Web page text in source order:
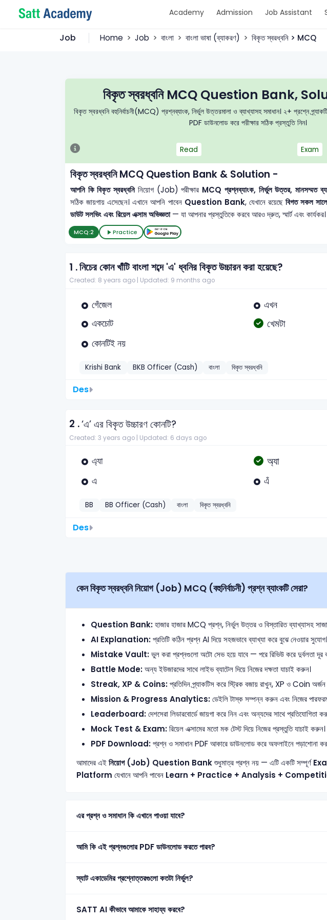
Academy Admission Job Assistant
Job Home Job বাংলা বাংলা ভাষা (ব্যাকরণ) বিকৃত স্বরধ্বনি > MCQ
বিকৃত স্বরধ্বনি MCQ Question Bank,
বিকৃত স্বরধ্বনি বহুনির্বাচনী(MCQ) প্রশ্নব্যাংক, নির্ভুল উত্তরমালা ও ব্যাখ্যাসহ সমাধান। ২+ প্রশ্নে
PDF ডাউনলোড করে পরীক্ষার সঠিক প্রস্তুতি নিন।
Read Exam
বিকৃত স্বরধ্বনি MCQ Question Bank & Solution -
আপনি কি বিকৃত স্বরধ্বনিনিয়োগ (Job) পরীক্ষার MCQ প্রশ্নব্যাংক, নির্ভুল উত্তর, মানসম্মত
সঠিক জায়গায় এসেছেন। এখানে আপনি পাবেন Question Bank, যেখানে রয়েছেবিগত সকল
ডাউট সলভিং এবং রিয়েল এক্সাম অভিজ্ঞতা— যা আপনার প্রস্তুতিকে করবে আরও দ্রুত, স্মার্ট এবং কার্যকর।
MCQ:2 Practice
1 .নিচের কোন খাঁটি বাংলা শব্দে 'এ' ধ্বনির বিকৃত উচ্চারন করা হয়েছে?
Created: 8 years ago | Updated: 9 months ago
গেঁজেল
এখন
একচোট
খেমটা
কোনটিই নয়
Krishi Bank BKB Officer (Cash) বাংলা বিকৃত স্বরধ্বনি
Des
2 .‘এ’ এর বিকৃত উচ্চারণ কোনটি?
Created: 3 years ago | Updated: 6 days ago
এ্যা অ্যা
এ এঁ
BB BB Officer (Cash) বাংলা বিকৃত স্বরধ্বনি
Des
কেন বিকৃত স্বরধ্বনি নিয়োগ (Job) MCQ (বহুনির্বাচনী) প্রশ্ন ব্যাংকটি সেরা?
Question Bank:হাজার হাজার MCQ প্রশ্ন, নির্ভুল উত্তর ও বিস্তারিত ব্যাখ্যাসহ
AI Explanation:প্রতিটি কঠিন প্রশ্ন AI দিয়ে সহজভাবে ব্যাখ্যা করে বুঝে নেওয়ার সুযোগ।
Mistake Vault:ভুল করা প্রশ্নগুলো অটো সেভ হয়ে যাবে — পরে রিভিউ করে দুর্বলতা দূর
Battle Mode:অন্য ইউজারদের সাথে লাইভ ব্যাটেল দিয়ে নিজের দক্ষতা যাচাই করুন।
Streak, XP & Coins:প্রতিদিন প্র্যাকটিস করে স্ট্রিক বজায় রাখুন, XP ও Coin
Mission & Progress Analytics:ডেইলি টাস্ক সম্পন্ন করুন এবং নিজের
Leaderboard:দেশসেরা লিডারবোর্ডে জায়গা করে নিন এবং অন্যদের সাথে প্রতিযোগিতা
Mock Test & Exam:রিয়েল এক্সামের মতো মক টেস্ট দিয়ে নিজের প্রস্তুতি যাচাই করুন।
PDF Download:প্রশ্ন ও সমাধান PDF আকারে ডাউনলোড করে অফলাইনে পড়াশোনা
আমাদের এইনিয়োগ (Job) Question Bankশুধুমাত্র প্রশ্ন নয় — এটি একটি সম্পূর্ণ
Platform যেখানে আপনি পাবেন Learn + Practice + Analysis +
এর প্রশ্ন ও সমাধান কি এখানে পাওয়া যাবে?
আমি কি এই প্রশ্নগুলোর PDF ডাউনলোড করতে পারব?
স্যাট একাডেমির প্রশ্নোত্তরগুলো কতটা নির্ভুল?
SATT AI কীভাবে আমাকে সাহায্য করবে?